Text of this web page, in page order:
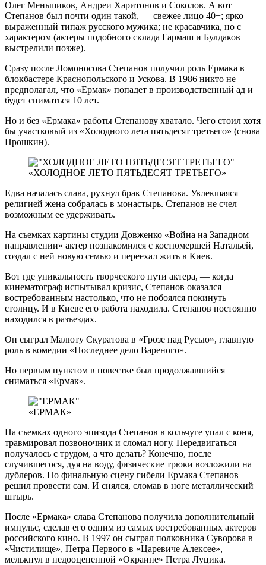
Олег Меньшиков, Андреи Харитонов и Соколов. А вот
Степанов был почти один такой, — свежее лицо 40+; ярко
выраженный типаж русского мужика; не красавчика, но с
характером (актеры подобного склада Гармаш и Булдаков
выстрелили позже).
Сразу после Ломоносова Степанов получил роль Ермака в
блокбастере Краснопольского и Ускова. В 1986 никто не
предполагал, что «Ермак» попадет в производственный ад и
будет сниматься 10 лет.
Но и без «Ермака» работы Степанову хватало. Чего стоил хотя
бы участковый из «Холодного лета пятьдесят третьего» (снова
Прошкин).
«ХОЛОДНОЕ ЛЕТО ПЯТЬДЕСЯТ ТРЕТЬЕГО»
Едва началась слава, рухнул брак Степанова. Увлекшаяся
религией жена собралась в монастырь. Степанов не счел
возможным ее удерживать.
На съемках картины студии Довженко «Война на Западном
направлении» актер познакомился с костюмершей Натальей,
создал с ней новую семью и переехал жить в Киев.
Вот где уникальность творческого пути актера, — когда
кинематограф испытывал кризис, Степанов оказался
востребованным настолько, что не побоялся покинуть
столицу. И в Киеве его работа находила. Степанов постоянно
находился в разъездах.
Он сыграл Малюту Скуратова в «Грозе над Русью», главную
роль в комедии «Последнее дело Вареного».
Но первым пунктом в повестке был продолжавшийся
сниматься «Ермак».
«ЕРМАК»
На съемках одного эпизода Степанов в кольчуге упал с коня,
травмировал позвоночник и сломал ногу. Передвигаться
получалось с трудом, а что делать? Конечно, после
случившегося, дуя на воду, физические трюки возложили на
дублеров. Но финальную сцену гибели Ермака Степанов
решил провести сам. И снялся, сломав в ноге металлический
штырь.
После «Ермака» слава Степанова получила дополнительный
импульс, сделав его одним из самых востребованных актеров
российского кино. В 1997 он сыграл полковника Суворова в
«Чистилище», Петра Первого в «Царевиче Алексее»,
мелькнул в недооцененной «Окраине» Петра Луцика.